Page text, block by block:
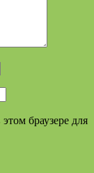
браузере для